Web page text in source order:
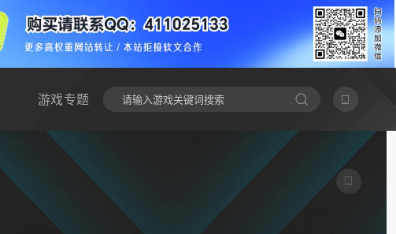
游戏专题